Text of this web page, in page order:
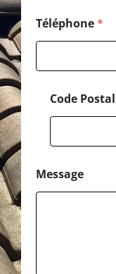
Téléphone*
Code Postal
Message